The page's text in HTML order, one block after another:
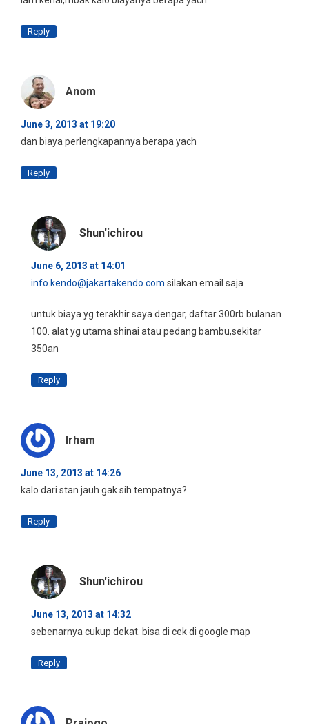
Reply
Anom
June 3, 2013 at 19:20
dan biaya perlengkapannya berapa yach
Reply
Shun'ichirou
June 6, 2013 at 14:01
info.kendo@jakartakendo.com silakan email saja
untuk biaya yg terakhir saya dengar, daftar 300rb bulanan
100. alat yg utama shinai atau pedang bambu,sekitar
350an
Reply
Irham
June 13, 2013 at 14:26
kalo dari stan jauh gak sih tempatnya?
Reply
Shun'ichirou
June 13, 2013 at 14:32
sebenarnya cukup dekat. bisa di cek di google map
Reply